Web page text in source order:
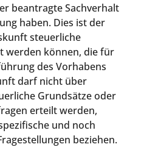
beantragte Sachverhalt
haben. Dies ist der
steuerliche
werden können, die für
des Vorhabens
darf nicht über
Grundsätze oder
erteilt werden,
und noch
beziehen.